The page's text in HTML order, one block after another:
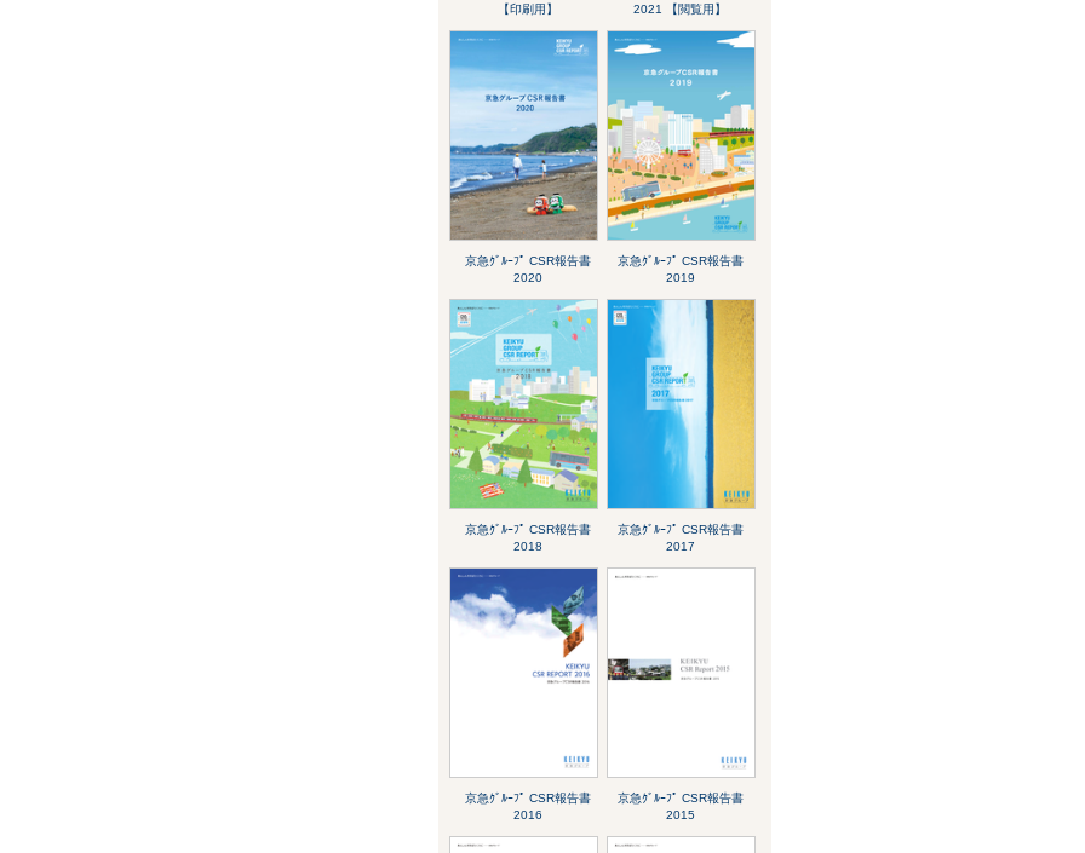
【印刷用】
2021 【閲覧用】
京急ｸﾞﾙｰﾌﾟ CSR報告書
2020
京急ｸﾞﾙｰﾌﾟ CSR報告書
2019
京急ｸﾞﾙｰﾌﾟ CSR報告書
2018
京急ｸﾞﾙｰﾌﾟ CSR報告書
2017
京急ｸﾞﾙｰﾌﾟ CSR報告書
2016
京急ｸﾞﾙｰﾌﾟ CSR報告書
2015